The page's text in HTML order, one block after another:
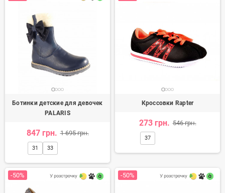
Ботинки детские для девочек
PALARIS
847 грн. 1 695 грн.
31 33
Кроссовки Rapter
273 грн. 546 грн.
37
-50% -50%